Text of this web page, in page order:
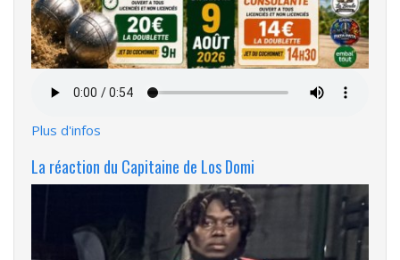
audio
Plus d'infos
La réaction du Capitaine de Los Domi